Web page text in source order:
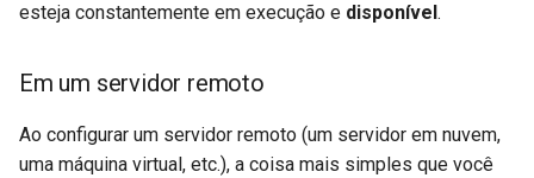
esteja constantemente em execução e disponível.
Em um servidor remoto
Ao configurar um servidor remoto (um servidor em nuvem,
uma máquina virtual, etc.), a coisa mais simples que você